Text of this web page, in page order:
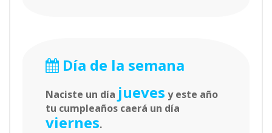
Día de la semana
Naciste un día jueves y este año
tu cumpleaños caerá un día
viernes.